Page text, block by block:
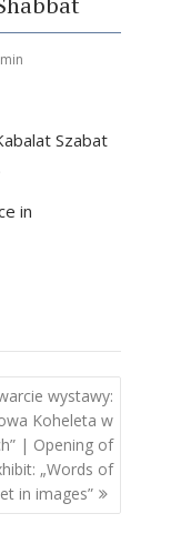
Szabat
in
wystawy:
Koheleta w
| Opening of
„Words of
in images”